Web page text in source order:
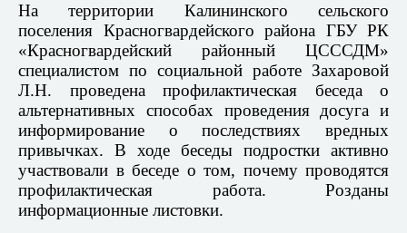
На территории Калининского сельского
поселения Красногвардейского района ГБУ РК
«Красногвардейский районный ЦСССДМ»
специалистом по социальной работе Захаровой
Л.Н. проведена профилактическая беседа о
альтернативных способах проведения досуга и
информирование о последствиях вредных
привычках. В ходе беседы подростки активно
участвовали в беседе о том, почему проводятся
профилактическая работа. Розданы
информационные листовки.